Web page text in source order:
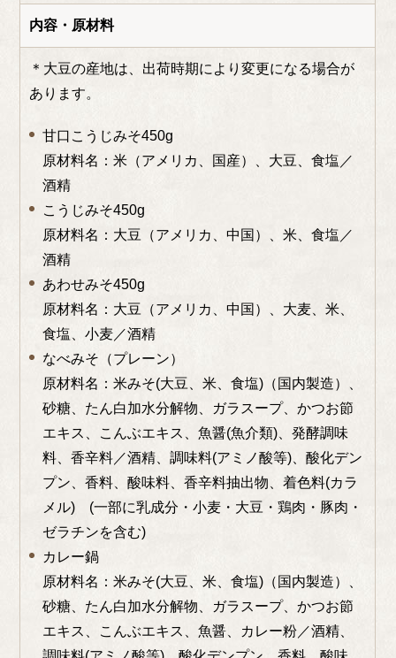
内容・原材料
＊大豆の産地は、出荷時期により変更になる場合が
あります。
甘口こうじみそ450g
原材料名：米（アメリカ、国産）、大豆、食塩／
酒精
こうじみそ450g
原材料名： 大豆（アメリカ、中国）、米、食塩／
酒精
あわせみそ450g
原材料名：大豆（アメリカ、中国）、大麦、米、
食塩、小麦／酒精
なべみそ（プレーン）
原材料名：米みそ(大豆、米、食塩)（国内製造）、
砂糖、たん白加水分解物、ガラスープ、かつお節
エキス、こんぶエキス、魚醤(魚介類)、発酵調味
料、香辛料／酒精、調味料(アミノ酸等)、酸化デン
プン、香料、酸味料、香辛料抽出物、着色料(カラ
メル) (一部に乳成分・小麦・大豆・鶏肉・豚肉・
ゼラチンを含む)
カレー鍋
原材料名：米みそ(大豆、米、食塩)（国内製造）、
砂糖、たん白加水分解物、ガラスープ、かつお節
エキス、こんぶエキス、魚醤、カレー粉／酒精、